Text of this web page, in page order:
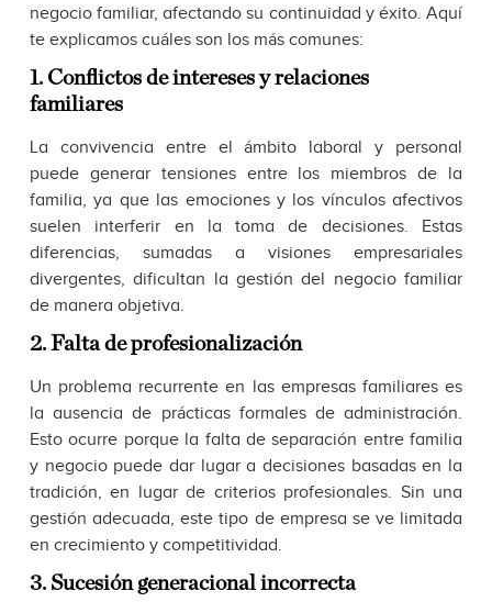
negocio familiar, afectando su continuidad y éxito. Aquí
te explicamos cuáles son los más comunes:
1. Conflictos de intereses y relaciones
familiares
La convivencia entre el ámbito laboral y personal
puede generar tensiones entre los miembros de la
familia, ya que las emociones y los vínculos afectivos
suelen interferir en la toma de decisiones. Estas
diferencias, sumadas a visiones empresariales
divergentes, dificultan la gestión del negocio familiar
de manera objetiva.
2. Falta de profesionalización
Un problema recurrente en las empresas familiares es
la ausencia de prácticas formales de administración.
Esto ocurre porque la falta de separación entre familia
y negocio puede dar lugar a decisiones basadas en la
tradición, en lugar de criterios profesionales. Sin una
gestión adecuada, este tipo de empresa se ve limitada
en crecimiento y competitividad.
3. Sucesión generacional incorrecta